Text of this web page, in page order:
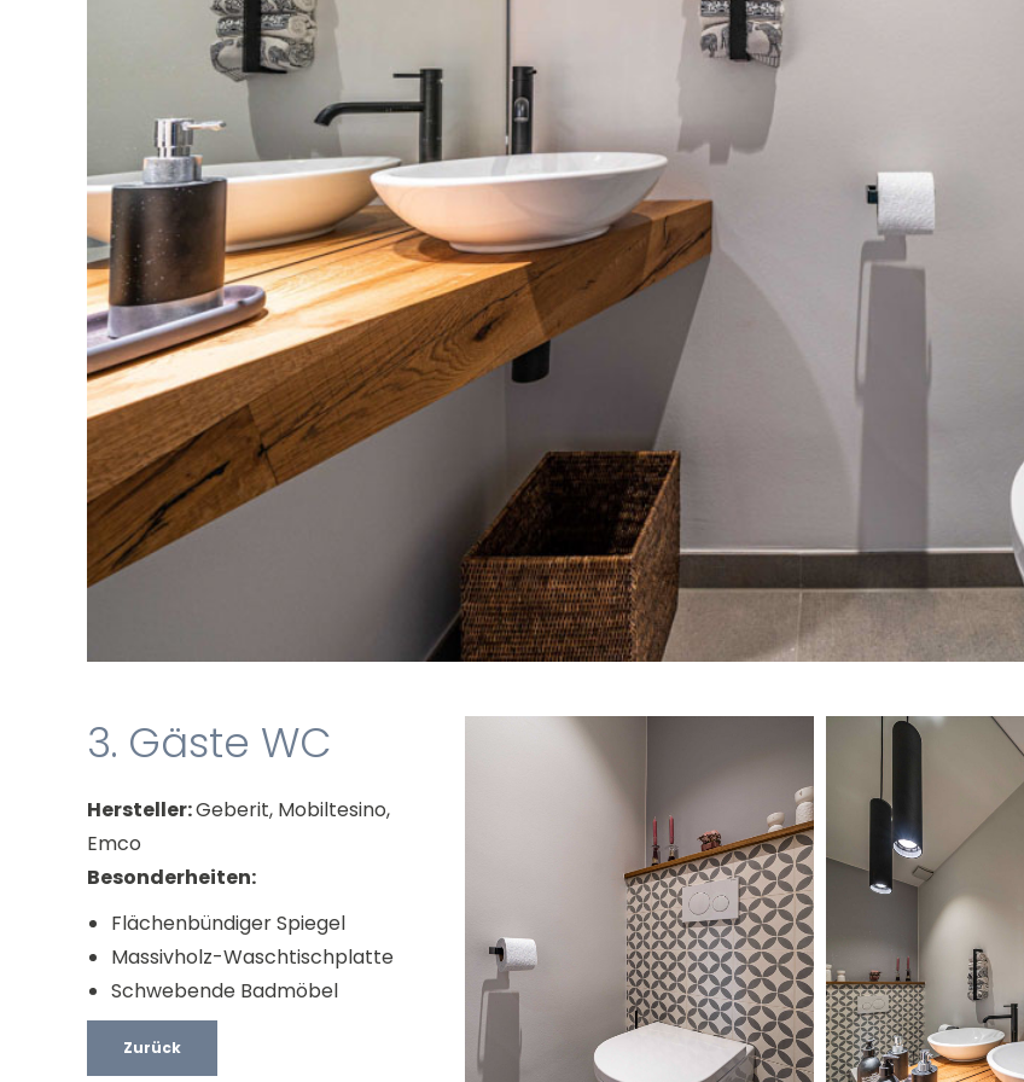
3. Gäste WC
Hersteller:Geberit, Mobiltesino,
Emco
Besonderheiten:
Flächenbündiger Spiegel
Massivholz-Waschtischplatte
Schwebende Badmöbel
Zurück